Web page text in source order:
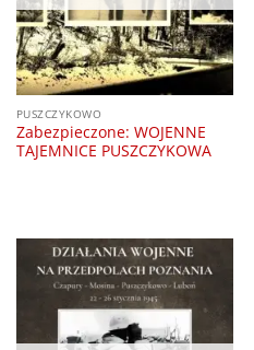
PUSZCZYKOWO
Zabezpieczone: WOJENNE
TAJEMNICE PUSZCZYKOWA